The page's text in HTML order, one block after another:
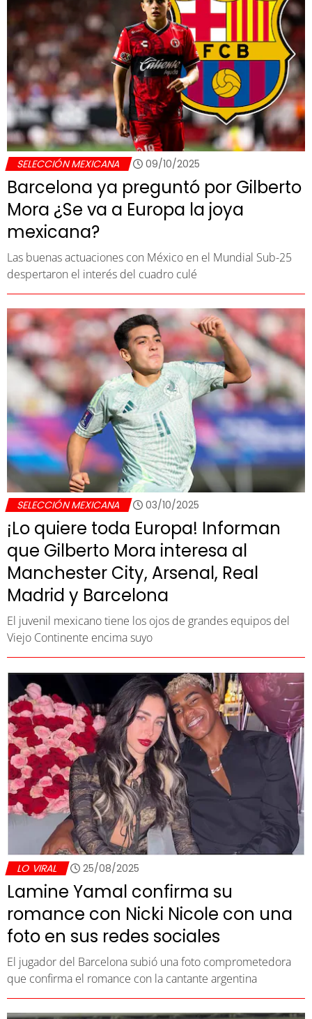
SELECCIÓN MEXICANA 09/10/2025
Barcelona ya preguntó por Gilberto
Mora ¿Se va a Europa la joya
mexicana?
Las buenas actuaciones con México en el Mundial Sub-25
despertaron el interés del cuadro culé
SELECCIÓN MEXICANA 03/10/2025
¡Lo quiere toda Europa! Informan
que Gilberto Mora interesa al
Manchester City, Arsenal, Real
Madrid y Barcelona
El juvenil mexicano tiene los ojos de grandes equipos del
Viejo Continente encima suyo
LO VIRAL 25/08/2025
Lamine Yamal confirma su
romance con Nicki Nicole con una
foto en sus redes sociales
El jugador del Barcelona subió una foto comprometedora
que confirma el romance con la cantante argentina